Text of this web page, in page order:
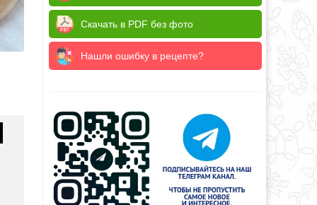
Скачать в PDF без фото
Нашли ошибку в рецепте?